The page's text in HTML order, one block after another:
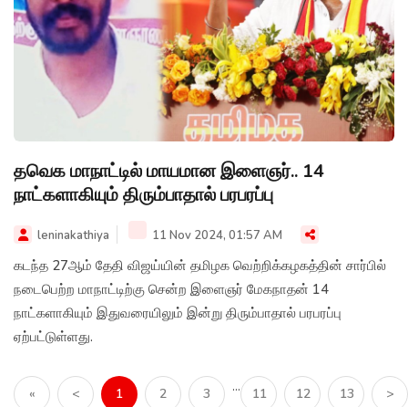
தவெக மாநாட்டில் மாயமான இளைஞர்.. 14
நாட்களாகியும் திரும்பாதால் பரபரப்பு
leninakathiya 11 Nov 2024, 01:57 AM
கடந்த 27ஆம் தேதி விஜய்யின் தமிழக வெற்றிக்கழகத்தின் சார்பில்
நடைபெற்ற மாநாட்டிற்கு சென்ற இளைஞர் மேகநாதன் 14
நாட்களாகியும் இதுவரையிலும் இன்று திரும்பாதால் பரபரப்பு
ஏற்பட்டுள்ளது.
« < 1 2 3 ... 11 12 13 >